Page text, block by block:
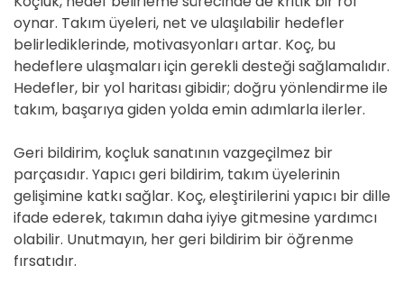
oynar. Takım üyeleri, net ve ulaşılabilir hedefler
belirlediklerinde, motivasyonları artar. Koç, bu
hedeflere ulaşmaları için gerekli desteği sağlamalıdır.
Hedefler, bir yol haritası gibidir; doğru yönlendirme ile
takım, başarıya giden yolda emin adımlarla ilerler.
Geri bildirim, koçluk sanatının vazgeçilmez bir
parçasıdır. Yapıcı geri bildirim, takım üyelerinin
gelişimine katkı sağlar. Koç, eleştirilerini yapıcı bir dille
ifade ederek, takımın daha iyiye gitmesine yardımcı
olabilir. Unutmayın, her geri bildirim bir öğrenme
fırsatıdır.